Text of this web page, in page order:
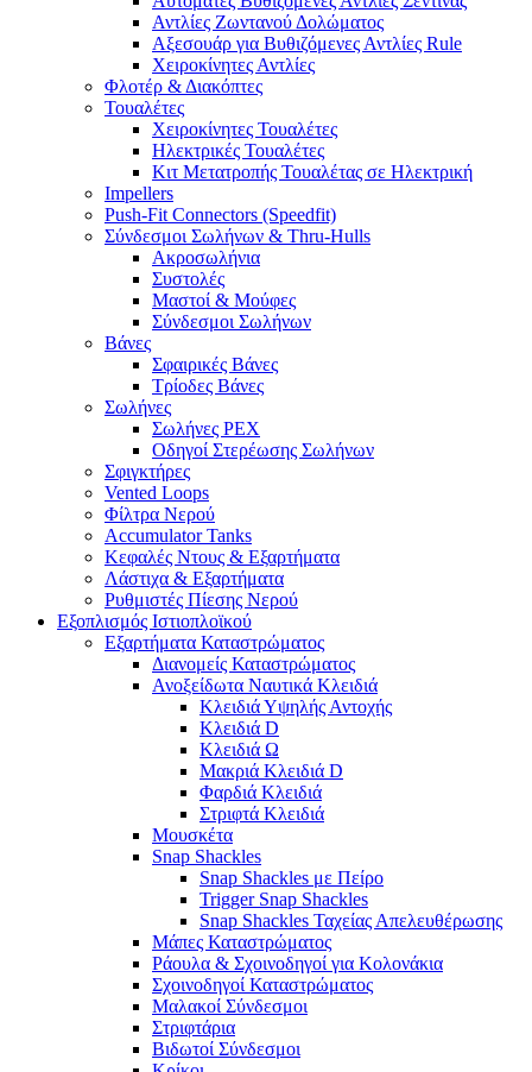
Αντλίες Ζωντανού Δολώματος
Αξεσουάρ για Βυθιζόμενες Αντλίες Rule
Χειροκίνητες Αντλίες
Φλοτέρ & Διακόπτες
Τουαλέτες
Χειροκίνητες Τουαλέτες
Ηλεκτρικές Τουαλέτες
Κιτ Μετατροπής Τουαλέτας σε Ηλεκτρική
Impellers
Push-Fit Connectors (Speedfit)
Σύνδεσμοι Σωλήνων & Thru-Hulls
Ακροσωλήνια
Συστολές
Μαστοί & Μούφες
Σύνδεσμοι Σωλήνων
Βάνες
Σφαιρικές Βάνες
Τρίοδες Βάνες
Σωλήνες
Σωλήνες PEX
Οδηγοί Στερέωσης Σωλήνων
Σφιγκτήρες
Vented Loops
Φίλτρα Νερού
Accumulator Tanks
Κεφαλές Ντους & Εξαρτήματα
Λάστιχα & Εξαρτήματα
Ρυθμιστές Πίεσης Νερού
Εξοπλισμός Ιστιοπλοϊκού
Εξαρτήματα Καταστρώματος
Διανομείς Καταστρώματος
Ανοξείδωτα Ναυτικά Κλειδιά
Κλειδιά Υψηλής Αντοχής
Κλειδιά D
Κλειδιά Ω
Μακριά Κλειδιά D
Φαρδιά Κλειδιά
Στριφτά Κλειδιά
Μουσκέτα
Snap Shackles
Snap Shackles με Πείρο
Trigger Snap Shackles
Snap Shackles Ταχείας Απελευθέρωσης
Μάπες Καταστρώματος
Ράουλα & Σχοινοδηγοί για Κολονάκια
Σχοινοδηγοί Καταστρώματος
Μαλακοί Σύνδεσμοι
Στριφτάρια
Βιδωτοί Σύνδεσμοι